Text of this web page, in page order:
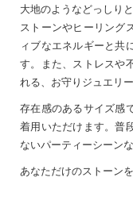
大地のようなどっしり
ストーンやヒーリング
ィブなエネルギーと共
す。また、ストレスや
れる、お守りジュエリ
存在感のあるサイズ感
着用いただけます。普
ないパーティーシーン
あなただけのストーン